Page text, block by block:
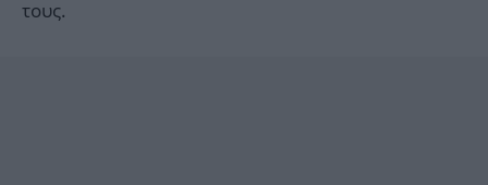
τους.